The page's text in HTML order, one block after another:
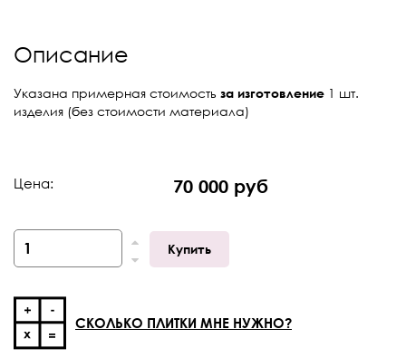
Описание
Указана примерная стоимость за изготовление 1 шт.
изделия (без стоимости материала)
Цена: 70 000 руб
Купить
СКОЛЬКО ПЛИТКИ МНЕ НУЖНО?